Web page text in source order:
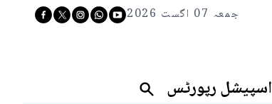
جمعہ 07 اگست 2026
اسپیشل رپورٹس